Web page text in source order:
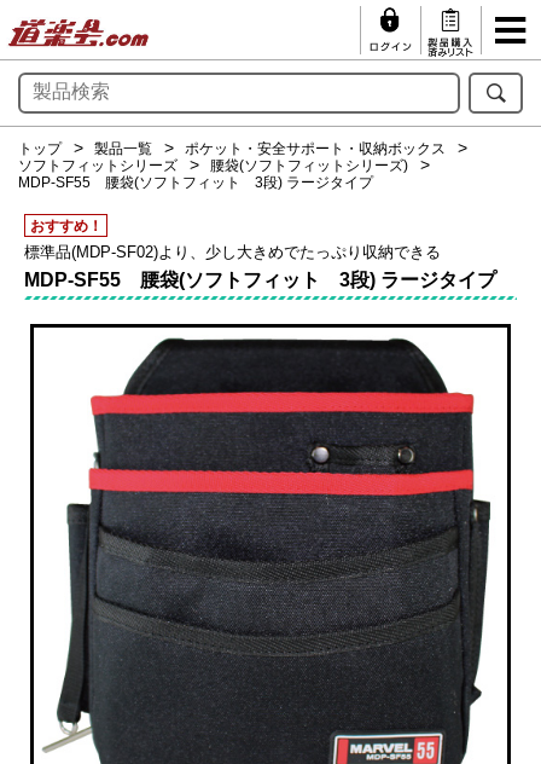
トップ 製品一覧
ポケット・安全サポート・収納ボックス
ソフトフィットシリーズ
腰袋(ソフトフィットシリーズ)
MDP-SF55 腰袋(ソフトフィット 3段) ラージタイプ
おすすめ！
標準品(MDP-SF02)より、少し大きめでたっぷり収納できる
MDP-SF55 腰袋(ソフトフィット 3段) ラージタイプ